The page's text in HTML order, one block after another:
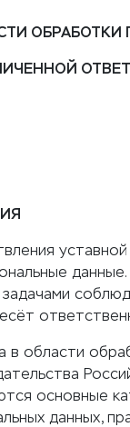
в области
основные
данных,